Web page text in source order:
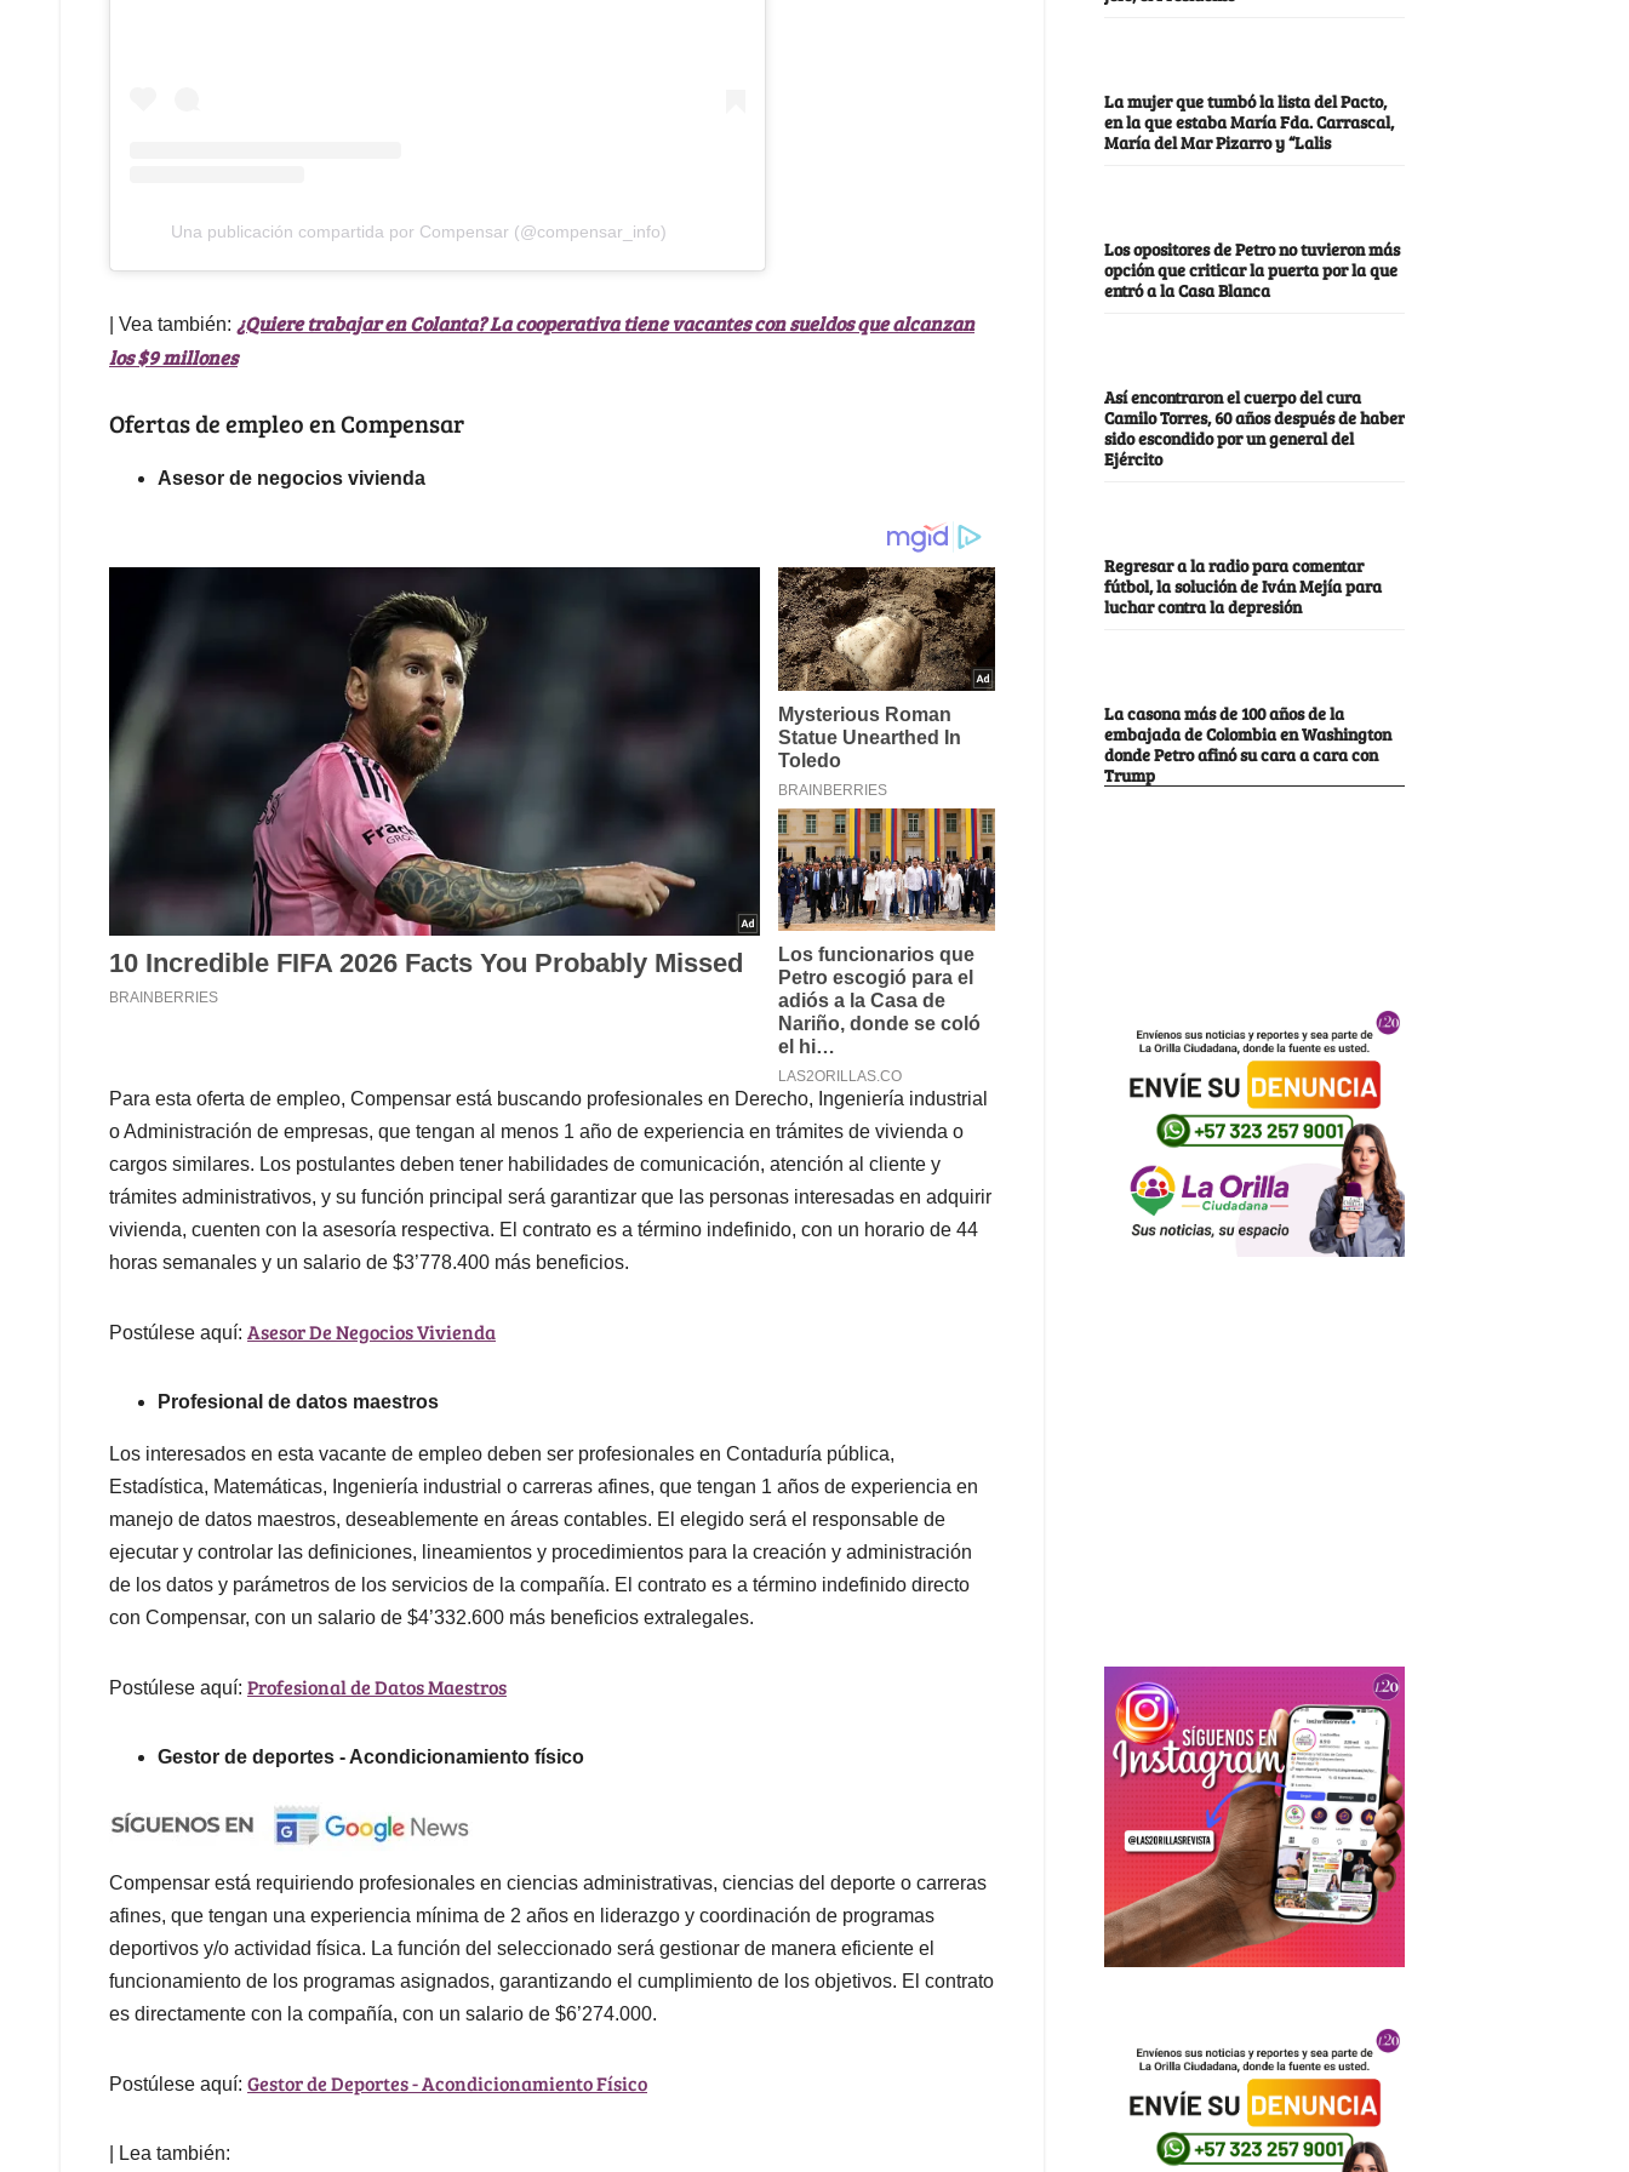
Una publicación compartida por Compensar (@compensar_info)
| Vea también: ¿Quiere trabajar en Colanta? La cooperativa tiene vacantes con sueldos que alcanzan
los $9 millones
Ofertas de empleo en Compensar
Asesor de negocios vivienda
Para esta oferta de empleo, Compensar está buscando profesionales en Derecho, Ingeniería industrial
o Administración de empresas, que tengan al menos 1 año de experiencia en trámites de vivienda o
cargos similares. Los postulantes deben tener habilidades de comunicación, atención al cliente y
trámites administrativos, y su función principal será garantizar que las personas interesadas en adquirir
vivienda, cuenten con la asesoría respectiva. El contrato es a término indefinido, con un horario de 44
horas semanales y un salario de $3’778.400 más beneficios.
Postúlese aquí: Asesor De Negocios Vivienda
Profesional de datos maestros
Los interesados en esta vacante de empleo deben ser profesionales en Contaduría pública,
Estadística, Matemáticas, Ingeniería industrial o carreras afines, que tengan 1 años de experiencia en
manejo de datos maestros, deseablemente en áreas contables. El elegido será el responsable de
ejecutar y controlar las definiciones, lineamientos y procedimientos para la creación y administración
de los datos y parámetros de los servicios de la compañía. El contrato es a término indefinido directo
con Compensar, con un salario de $4’332.600 más beneficios extralegales.
Postúlese aquí: Profesional de Datos Maestros
Gestor de deportes - Acondicionamiento físico
Compensar está requiriendo profesionales en ciencias administrativas, ciencias del deporte o carreras
afines, que tengan una experiencia mínima de 2 años en liderazgo y coordinación de programas
deportivos y/o actividad física. La función del seleccionado será gestionar de manera eficiente el
funcionamiento de los programas asignados, garantizando el cumplimiento de los objetivos. El contrato
es directamente con la compañía, con un salario de $6’274.000.
Postúlese aquí: Gestor de Deportes - Acondicionamiento Físico
| Lea también:
La mujer que tumbó la lista del Pacto,
en la que estaba María Fda. Carrascal,
María del Mar Pizarro y “Lalis
Los opositores de Petro no tuvieron más
opción que criticar la puerta por la que
entró a la Casa Blanca
Así encontraron el cuerpo del cura
Camilo Torres, 60 años después de haber
sido escondido por un general del
Ejército
Regresar a la radio para comentar
fútbol, la solución de Iván Mejía para
luchar contra la depresión
La casona más de 100 años de la
embajada de Colombia en Washington
donde Petro afinó su cara a cara con
Trump